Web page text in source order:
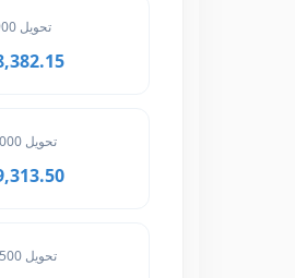
تحويل 900 USD
8,382.15 MAD
تحويل 1,000 USD
9,313.50 MAD
تحويل 1,500 USD